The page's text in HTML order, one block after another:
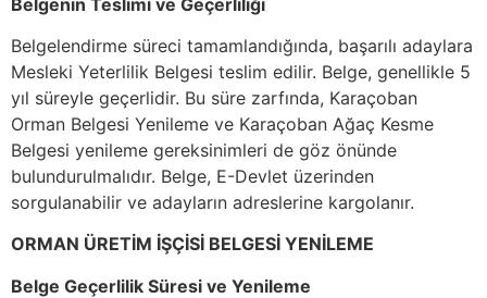
Belgelendirme süreci tamamlandığında, başarılı adaylara
Mesleki Yeterlilik Belgesi teslim edilir. Belge, genellikle 5
yıl süreyle geçerlidir. Bu süre zarfında, Karaçoban
Orman Belgesi Yenileme ve Karaçoban Ağaç Kesme
Belgesi yenileme gereksinimleri de göz önünde
bulundurulmalıdır. Belge, E-Devlet üzerinden
sorgulanabilir ve adayların adreslerine kargolanır.
ORMAN ÜRETİM İŞÇİSİ BELGESİ YENİLEME
Belge Geçerlilik Süresi ve Yenileme